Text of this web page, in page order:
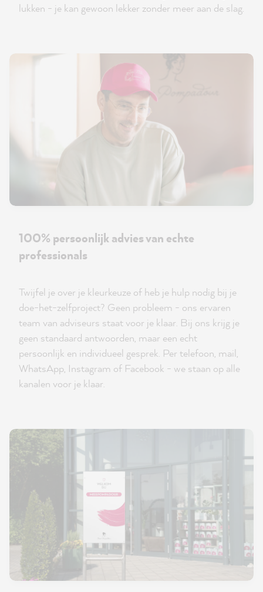
lukken - je kan gewoon lekker zonder meer aan de slag.
100% persoonlijk advies van echte
professionals
Twijfel je over je kleurkeuze of heb je hulp nodig bij je
doe-het-zelfproject? Geen probleem - ons ervaren
team van adviseurs staat voor je klaar. Bij ons krijg je
geen standaard antwoorden, maar een echt
persoonlijk en individueel gesprek. Per telefoon, mail,
WhatsApp, Instagram of Facebook - we staan op alle
kanalen voor je klaar.